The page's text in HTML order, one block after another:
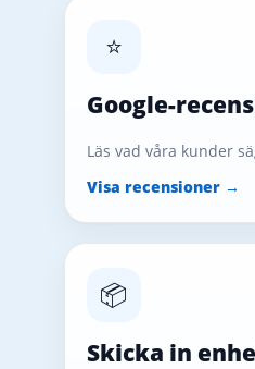
⭐
Google-
Läs vad våra kunder
Visa recensioner →
📦
Skicka in